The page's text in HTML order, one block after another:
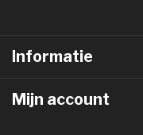
Informatie
Mijn account